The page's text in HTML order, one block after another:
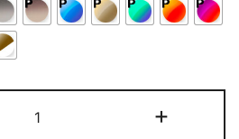
EyeLike!
+